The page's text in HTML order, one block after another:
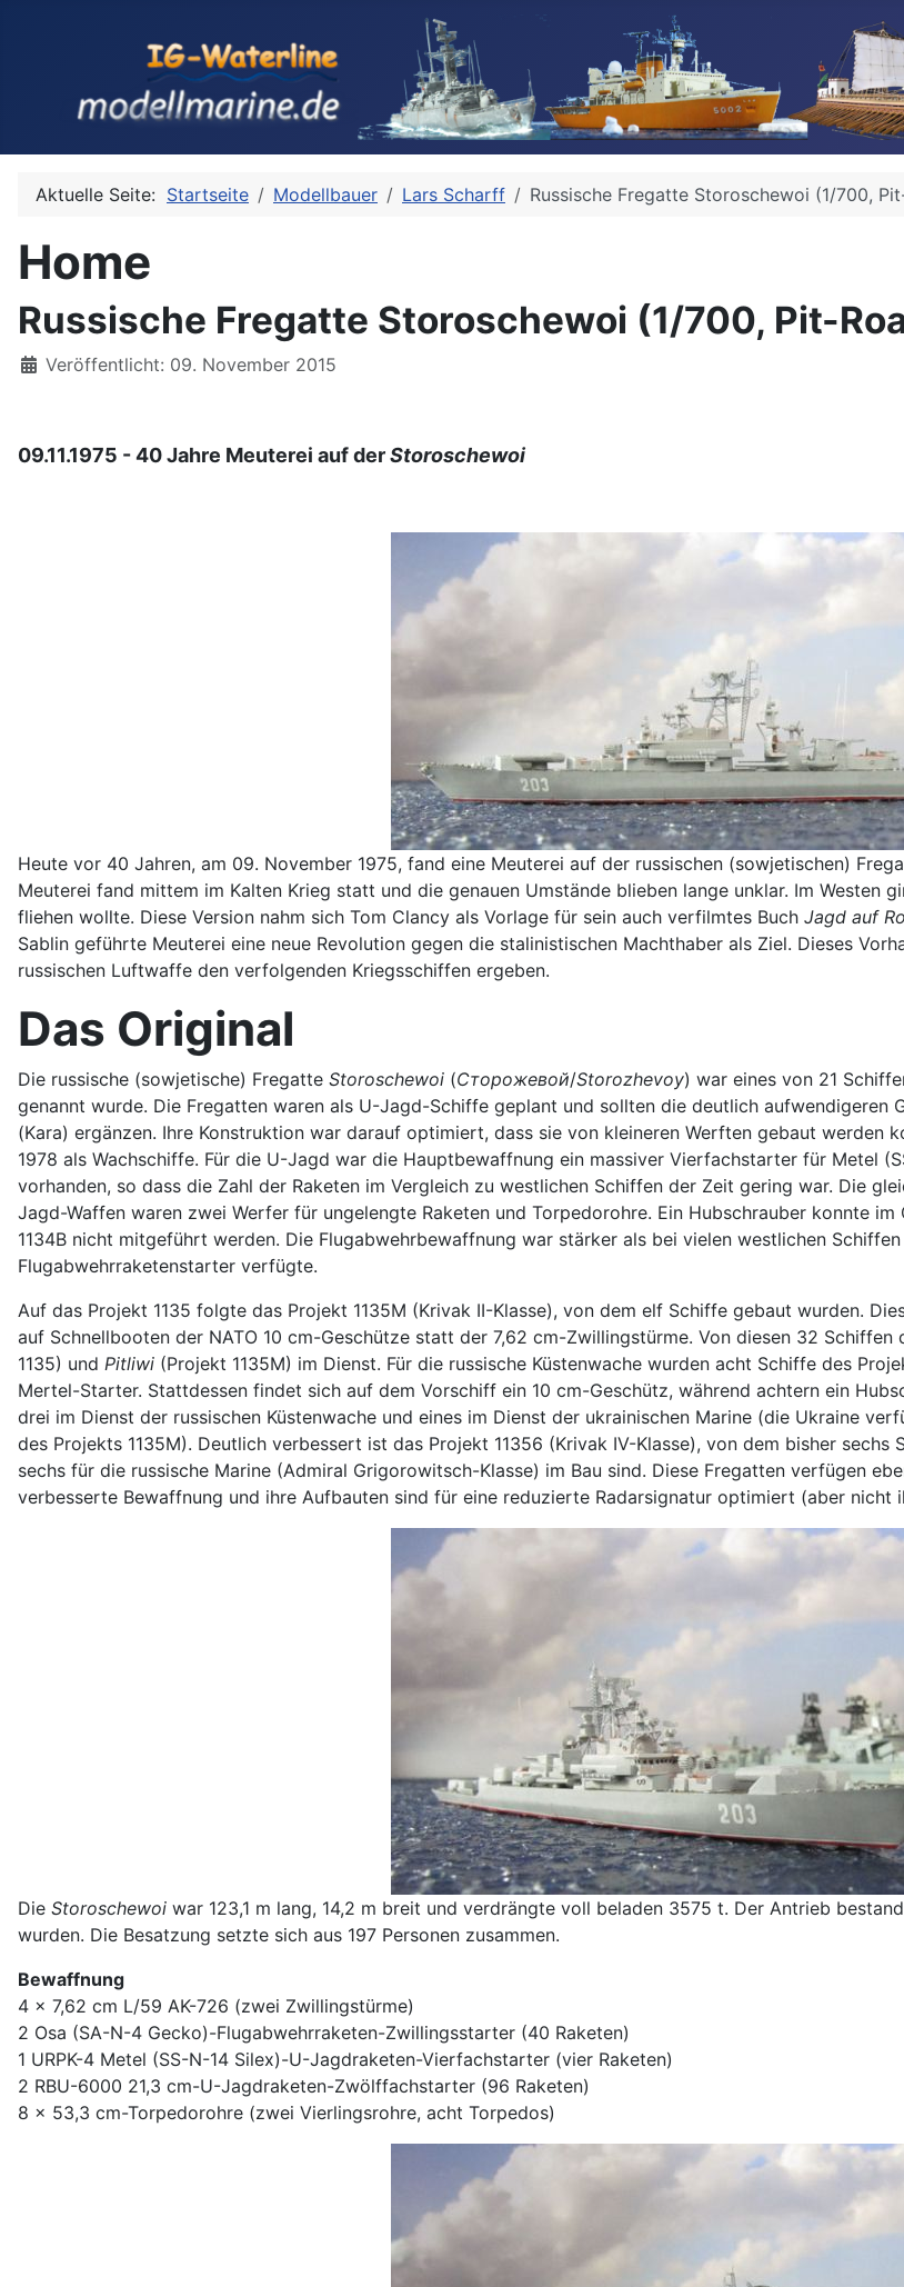
Aktuelle Seite: Startseite Modellbauer Lars Scharff Russische Fregatte Storoschewoi (1/700,
Home
Russische Fregatte Storoschewoi (1/700, Pit-
Details
Veröffentlicht: 09. November 2015
09.11.1975 - 40 Jahre Meuterei auf derStoroschewoi
Heute vor 40 Jahren, am 09. November 1975, fand eine Meuterei auf der russischen (sowjetischen)
Meuterei fand mittem im Kalten Krieg statt und die genauen Umstände blieben lange unklar. Im Westen
fliehen wollte. Diese Version nahm sich Tom Clancy als Vorlage für sein auch verfilmtes Buch Jagd auf
Sablin geführte Meuterei eine neue Revolution gegen die stalinistischen Machthaber als Ziel. Dieses
russischen Luftwaffe den verfolgenden Kriegsschiffen ergeben.
Das Original
Die russische (sowjetische) Fregatte Storoschewoi (Сторожевой/Storozhevoy) war eines von 21
genannt wurde. Die Fregatten waren als U-Jagd-Schiffe geplant und sollten die deutlich aufwendigeren
(Kara) ergänzen. Ihre Konstruktion war darauf optimiert, dass sie von kleineren Werften gebaut werden
1978 als Wachschiffe. Für die U-Jagd war die Hauptbewaffnung ein massiver Vierfachstarter für Metel
vorhanden, so dass die Zahl der Raketen im Vergleich zu westlichen Schiffen der Zeit gering war. Die
Jagd-Waffen waren zwei Werfer für ungelengte Raketen und Torpedorohre. Ein Hubschrauber konnte
1134B nicht mitgeführt werden. Die Flugabwehrbewaffnung war stärker als bei vielen westlichen
Flugabwehrraketenstarter verfügte.
Auf das Projekt 1135 folgte das Projekt 1135M (Krivak II-Klasse), von dem elf Schiffe gebaut wurden.
auf Schnellbooten der NATO 10 cm-Geschütze statt der 7,62 cm-Zwillingstürme. Von diesen 32 Schiffen
1135) und Pitliwi (Projekt 1135M) im Dienst. Für die russische Küstenwache wurden acht Schiffe des
Mertel-Starter. Stattdessen findet sich auf dem Vorschiff ein 10 cm-Geschütz, während achtern ein
drei im Dienst der russischen Küstenwache und eines im Dienst der ukrainischen Marine (die Ukraine
des Projekts 1135M). Deutlich verbessert ist das Projekt 11356 (Krivak IV-Klasse), von dem bisher
sechs für die russische Marine (Admiral Grigorowitsch-Klasse) im Bau sind. Diese Fregatten verfügen
verbesserte Bewaffnung und ihre Aufbauten sind für eine reduzierte Radarsignatur optimiert (aber nicht
Die Storoschewoi war 123,1 m lang, 14,2 m breit und verdrängte voll beladen 3575 t. Der Antrieb
wurden. Die Besatzung setzte sich aus 197 Personen zusammen.
Bewaffnung
4 x 7,62 cm L/59 AK-726 (zwei Zwillingstürme)
2 Osa (SA-N-4 Gecko)-Flugabwehrraketen-Zwillingsstarter (40 Raketen)
1 URPK-4 Metel (SS-N-14 Silex)-U-Jagdraketen-Vierfachstarter (vier Raketen)
2 RBU-6000 21,3 cm-U-Jagdraketen-Zwölffachstarter (96 Raketen)
8 x 53,3 cm-Torpedorohre (zwei Vierlingsrohre, acht Torpedos)